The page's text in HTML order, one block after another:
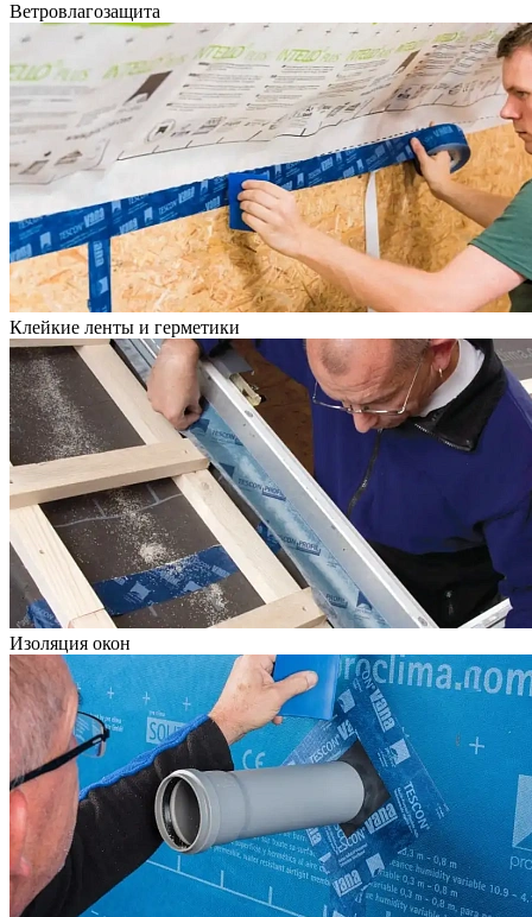
Ветровлагозащита
Клейкие ленты и герметики
Изоляция окон